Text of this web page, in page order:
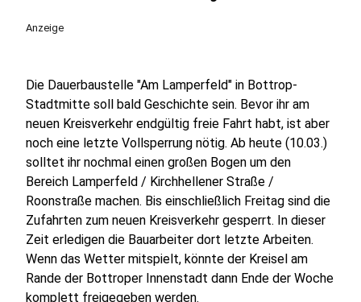
Anzeige
Die Dauerbaustelle "Am Lamperfeld" in Bottrop-
Stadtmitte soll bald Geschichte sein. Bevor ihr am
neuen Kreisverkehr endgültig freie Fahrt habt, ist aber
noch eine letzte Vollsperrung nötig. Ab heute (10.03.)
solltet ihr nochmal einen großen Bogen um den
Bereich Lamperfeld / Kirchhellener Straße /
Roonstraße machen. Bis einschließlich Freitag sind die
Zufahrten zum neuen Kreisverkehr gesperrt. In dieser
Zeit erledigen die Bauarbeiter dort letzte Arbeiten.
Wenn das Wetter mitspielt, könnte der Kreisel am
Rande der Bottroper Innenstadt dann Ende der Woche
komplett freigegeben werden.